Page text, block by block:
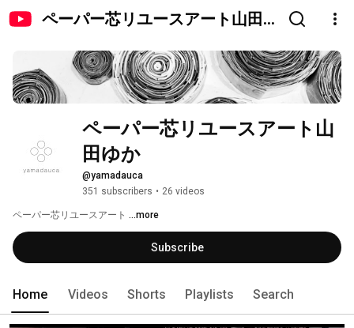
ペーパー芯リユースアート山田
ペーパー芯リユースアート山
田ゆか
@yamadauca
351 subscribers • 26 videos
ペーパー芯リユースアート ...more
Subscribe
Home Videos Shorts Playlists Search